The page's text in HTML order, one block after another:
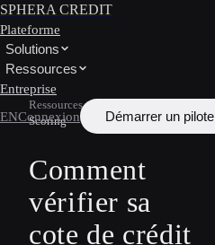
SPHERA CREDIT
Plateforme
Solutions
Ressources
Entreprise
ENConnexion Démarrer un pilote
Ressources /
Scoring
Comment
vérifier sa
cote de crédit